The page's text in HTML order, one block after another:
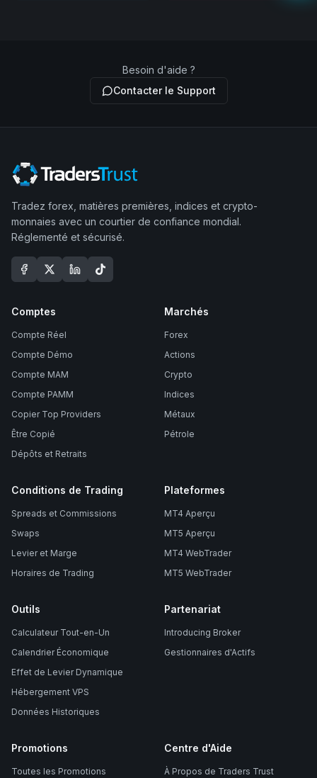
Besoin d'aide ?
Contacter le Support
Tradez forex, matières premières, indices et crypto-
monnaies avec un courtier de confiance mondial.
Réglementé et sécurisé.
Comptes
Compte Réel
Compte Démo
Compte MAM
Compte PAMM
Copier Top Providers
Être Copié
Dépôts et Retraits
Marchés
Forex
Actions
Crypto
Indices
Métaux
Pétrole
Conditions de Trading
Spreads et Commissions
Swaps
Levier et Marge
Horaires de Trading
Plateformes
MT4 Aperçu
MT5 Aperçu
MT4 WebTrader
MT5 WebTrader
Outils
Calculateur Tout-en-Un
Calendrier Économique
Effet de Levier Dynamique
Hébergement VPS
Données Historiques
Partenariat
Introducing Broker
Gestionnaires d'Actifs
Promotions
Toutes les Promotions
Centre d'Aide
À Propos de Traders Trust